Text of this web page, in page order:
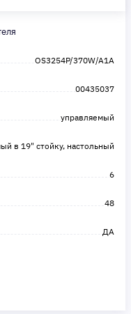
OS3254P/370W/A1A
00435037
управляемый
в 19" стойку, настольный
6
48
ДА